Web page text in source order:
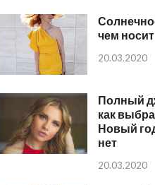
чем
20.03.2020
Полный
как
Новый
нет
20.03.2020